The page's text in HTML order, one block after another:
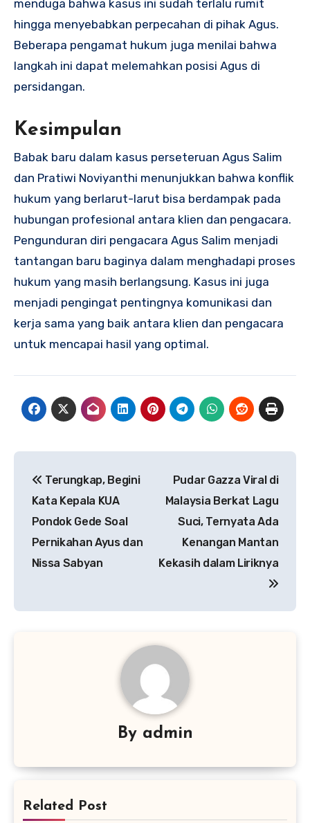
menduga bahwa kasus ini sudah terlalu rumit
hingga menyebabkan perpecahan di pihak Agus.
Beberapa pengamat hukum juga menilai bahwa
langkah ini dapat melemahkan posisi Agus di
persidangan.
Kesimpulan
Babak baru dalam kasus perseteruan Agus Salim
dan Pratiwi Noviyanthi menunjukkan bahwa konflik
hukum yang berlarut-larut bisa berdampak pada
hubungan profesional antara klien dan pengacara.
Pengunduran diri pengacara Agus Salim menjadi
tantangan baru baginya dalam menghadapi proses
hukum yang masih berlangsung. Kasus ini juga
menjadi pengingat pentingnya komunikasi dan
kerja sama yang baik antara klien dan pengacara
untuk mencapai hasil yang optimal.
pos
Terungkap, Begini
Kata Kepala KUA
Pondok Gede Soal
Pernikahan Ayus dan
Nissa Sabyan
Pudar Gazza Viral di
Malaysia Berkat Lagu
Suci, Ternyata Ada
Kenangan Mantan
Kekasih dalam Liriknya
By admin
Related Post